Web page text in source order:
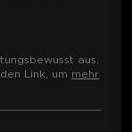
aus.
Link, um mehr